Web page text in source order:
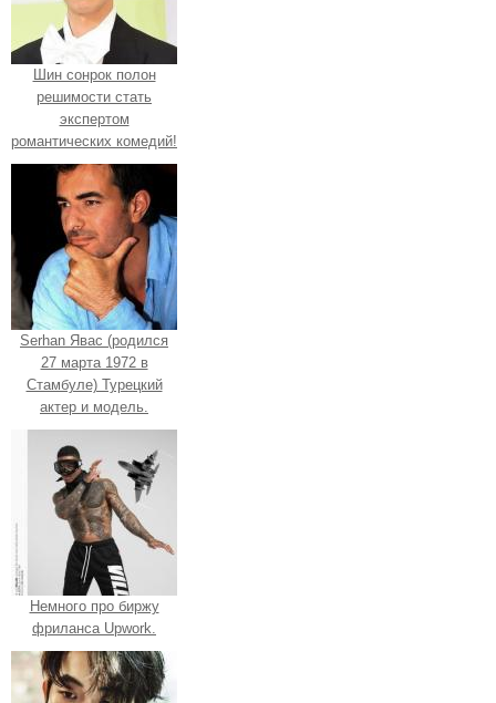
Шин сонрок полон
решимости стать
экспертом
романтических комедий!
Serhan Явас (родился
27 марта 1972 в
Стамбуле) Турецкий
актер и модель.
Немного про биржу
фриланса Upwork.